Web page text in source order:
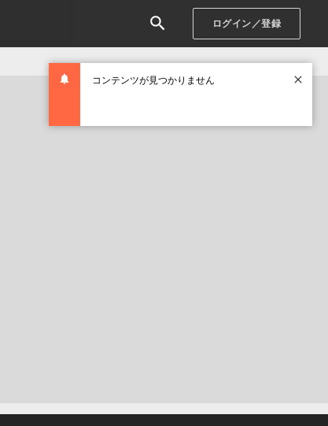
ログイン／登録
コンテンツが見つかりません